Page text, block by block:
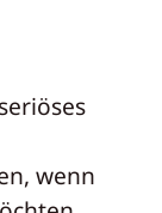
wenn